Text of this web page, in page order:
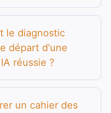
le diagnostic
départ d'une
réussie ?
un cahier des